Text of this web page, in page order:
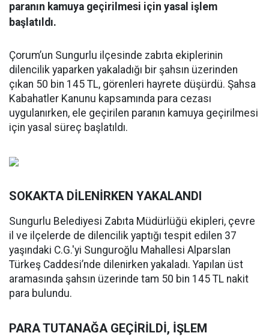
paranın kamuya geçirilmesi için yasal işlem
başlatıldı.
Çorum’un Sungurlu ilçesinde zabıta ekiplerinin
dilencilik yaparken yakaladığı bir şahsın üzerinden
çıkan 50 bin 145 TL, görenleri hayrete düşürdü. Şahsa
Kabahatler Kanunu kapsamında para cezası
uygulanırken, ele geçirilen paranın kamuya geçirilmesi
için yasal süreç başlatıldı.
SOKAKTA DİLENİRKEN YAKALANDI
Sungurlu Belediyesi Zabıta Müdürlüğü ekipleri, çevre
il ve ilçelerde de dilencilik yaptığı tespit edilen 37
yaşındaki C.G.'yi Sunguroğlu Mahallesi Alparslan
Türkeş Caddesi’nde dilenirken yakaladı. Yapılan üst
aramasında şahsın üzerinde tam 50 bin 145 TL nakit
para bulundu.
PARA TUTANAĞA GEÇİRİLDİ, İŞLEM